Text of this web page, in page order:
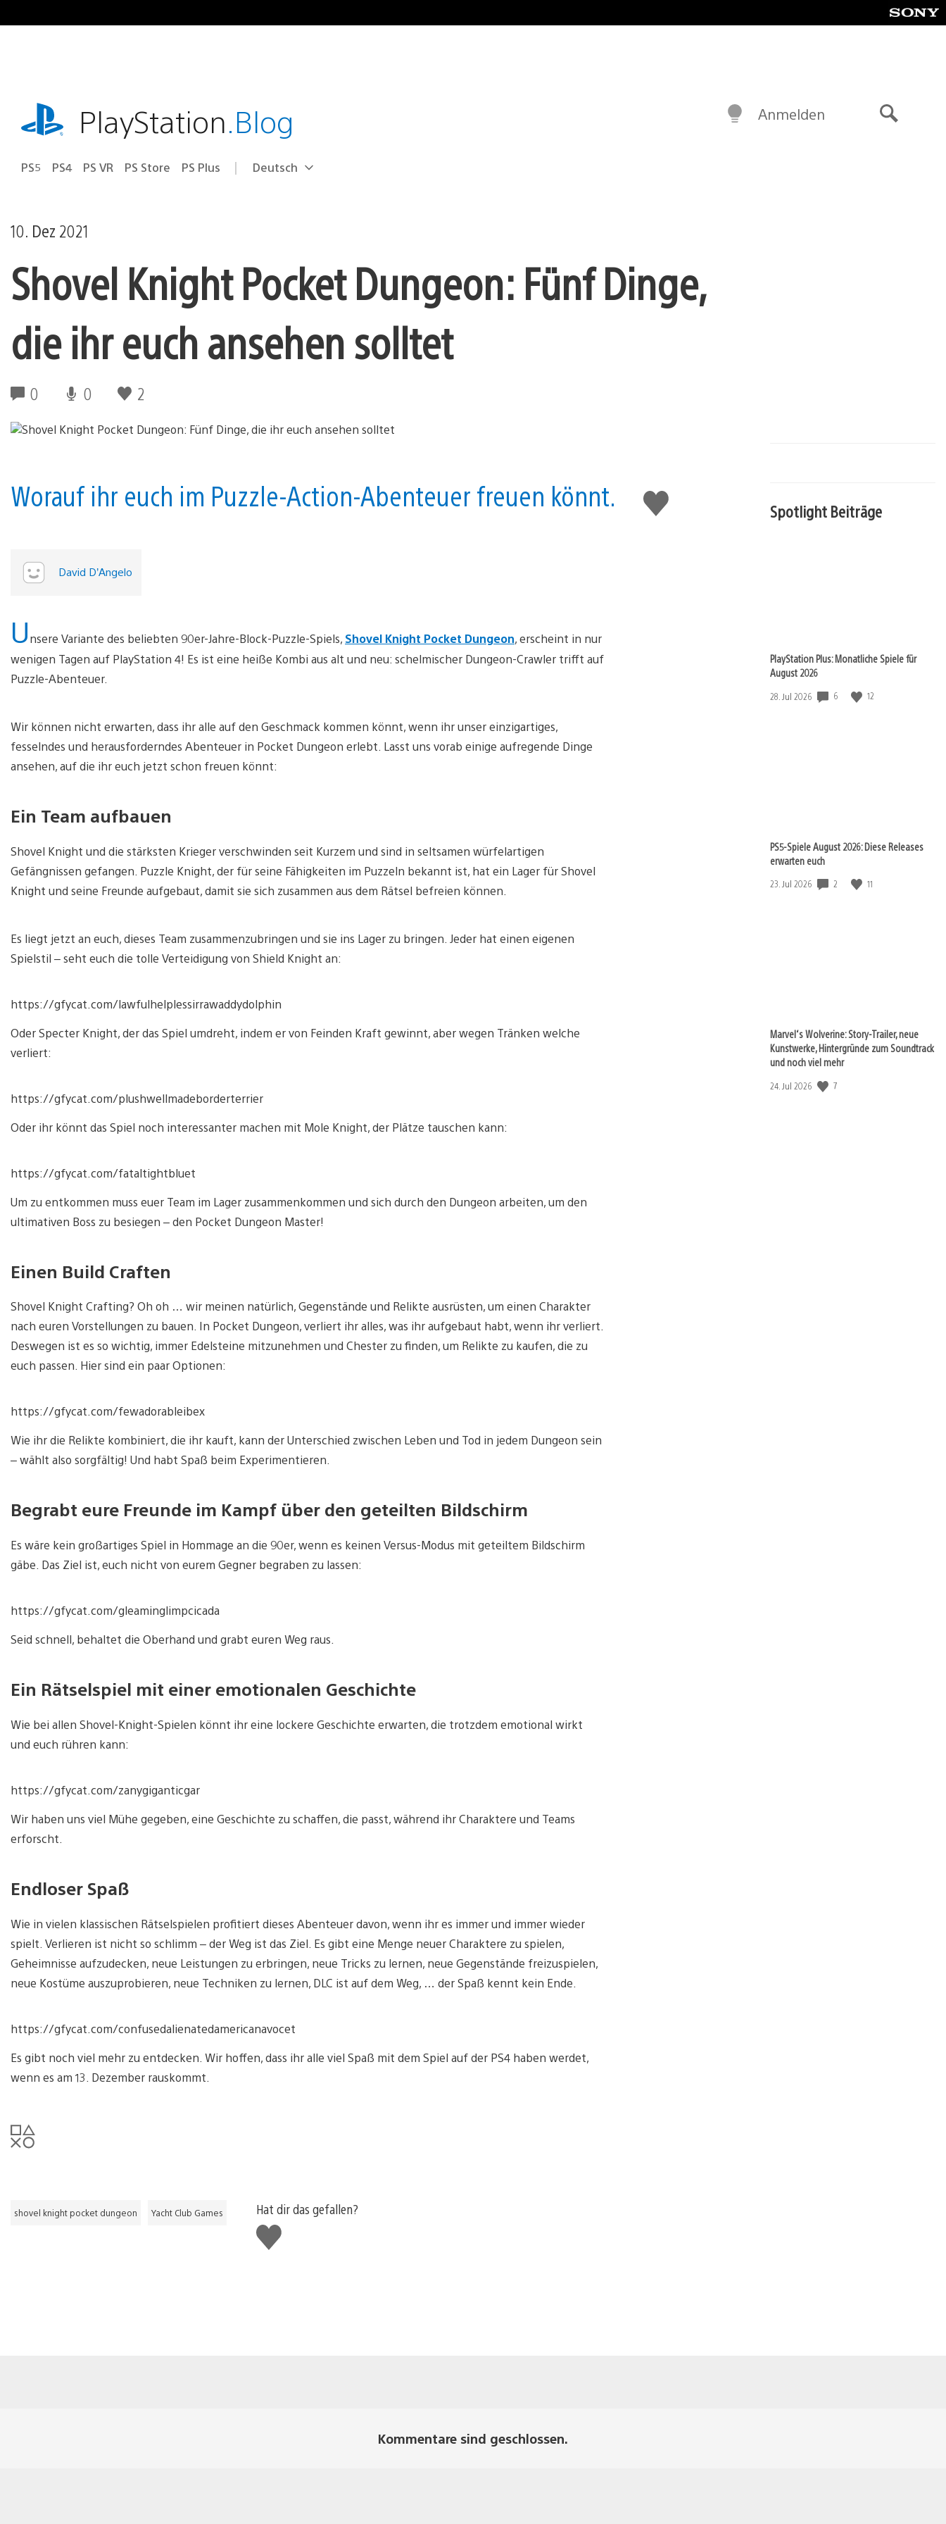
Inhalt
playstation.comPlayStation.Blog
PS5 PS4 PS VR PS Store PS Plus Select
Aktuelle
Deutsch
Anmelden
10. Dez 2021
Shovel Knight Pocket Dungeon: Fünf Dinge,
die ihr euch ansehen solltet
0 0 2
Gefällt
mir
Worauf ihr euch im Puzzle-Action-Abenteuer freuen könnt.
David D’Angelo
Unsere Variante des beliebten 90er-Jahre-Block-Puzzle-Spiels, Shovel Knight Pocket Dungeon, erscheint in nur
wenigen Tagen auf PlayStation 4! Es ist eine heiße Kombi aus alt und neu: schelmischer Dungeon-Crawler trifft auf
Puzzle-Abenteuer.
Wir können nicht erwarten, dass ihr alle auf den Geschmack kommen könnt, wenn ihr unser einzigartiges,
fesselndes und herausforderndes Abenteuer in Pocket Dungeon erlebt. Lasst uns vorab einige aufregende Dinge
ansehen, auf die ihr euch jetzt schon freuen könnt:
Ein Team aufbauen
Shovel Knight und die stärksten Krieger verschwinden seit Kurzem und sind in seltsamen würfelartigen
Gefängnissen gefangen. Puzzle Knight, der für seine Fähigkeiten im Puzzeln bekannt ist, hat ein Lager für Shovel
Knight und seine Freunde aufgebaut, damit sie sich zusammen aus dem Rätsel befreien können.
Es liegt jetzt an euch, dieses Team zusammenzubringen und sie ins Lager zu bringen. Jeder hat einen eigenen
Spielstil – seht euch die tolle Verteidigung von Shield Knight an:
https://gfycat.com/lawfulhelplessirrawaddydolphin
Oder Specter Knight, der das Spiel umdreht, indem er von Feinden Kraft gewinnt, aber wegen Tränken welche
verliert:
https://gfycat.com/plushwellmadeborderterrier
Oder ihr könnt das Spiel noch interessanter machen mit Mole Knight, der Plätze tauschen kann:
https://gfycat.com/fataltightbluet
Um zu entkommen muss euer Team im Lager zusammenkommen und sich durch den Dungeon arbeiten, um den
ultimativen Boss zu besiegen – den Pocket Dungeon Master!
Einen Build Craften
Shovel Knight Crafting? Oh oh … wir meinen natürlich, Gegenstände und Relikte ausrüsten, um einen Charakter
nach euren Vorstellungen zu bauen. In Pocket Dungeon, verliert ihr alles, was ihr aufgebaut habt, wenn ihr verliert.
Deswegen ist es so wichtig, immer Edelsteine mitzunehmen und Chester zu finden, um Relikte zu kaufen, die zu
euch passen. Hier sind ein paar Optionen:
https://gfycat.com/fewadorableibex
Wie ihr die Relikte kombiniert, die ihr kauft, kann der Unterschied zwischen Leben und Tod in jedem Dungeon sein
– wählt also sorgfältig! Und habt Spaß beim Experimentieren.
Begrabt eure Freunde im Kampf über den geteilten Bildschirm
Es wäre kein großartiges Spiel in Hommage an die 90er, wenn es keinen Versus-Modus mit geteiltem Bildschirm
gäbe. Das Ziel ist, euch nicht von eurem Gegner begraben zu lassen:
https://gfycat.com/gleaminglimpcicada
Seid schnell, behaltet die Oberhand und grabt euren Weg raus.
Ein Rätselspiel mit einer emotionalen Geschichte
Wie bei allen Shovel-Knight-Spielen könnt ihr eine lockere Geschichte erwarten, die trotzdem emotional wirkt
und euch rühren kann:
https://gfycat.com/zanygiganticgar
Wir haben uns viel Mühe gegeben, eine Geschichte zu schaffen, die passt, während ihr Charaktere und Teams
erforscht.
Endloser Spaß
Wie in vielen klassischen Rätselspielen profitiert dieses Abenteuer davon, wenn ihr es immer und immer wieder
spielt. Verlieren ist nicht so schlimm – der Weg ist das Ziel. Es gibt eine Menge neuer Charaktere zu spielen,
Geheimnisse aufzudecken, neue Leistungen zu erbringen, neue Tricks zu lernen, neue Gegenstände freizuspielen,
neue Kostüme auszuprobieren, neue Techniken zu lernen, DLC ist auf dem Weg, … der Spaß kennt kein Ende.
https://gfycat.com/confusedalienatedamericanavocet
Es gibt noch viel mehr zu entdecken. Wir hoffen, dass ihr alle viel Spaß mit dem Spiel auf der PS4 haben werdet,
wenn es am 13. Dezember rauskommt.
shovel knight pocket dungeon Yacht Club Games
Hat dir das gefallen?
Gefällt
mir
Spotlight Beiträge
PlayStation Plus: Monatliche Spiele für
August 2026
Veröffentlichungsdatum:
28. Jul 2026 6 12
PS5-Spiele August 2026: Diese Releases
erwarten euch
Veröffentlichungsdatum:
23. Jul 2026 2 11
Marvel‘s Wolverine: Story-Trailer, neue
Kunstwerke, Hintergründe zum Soundtrack
und noch viel mehr
Veröffentlichungsdatum:
24. Jul 2026 7
Kommentare sind geschlossen.